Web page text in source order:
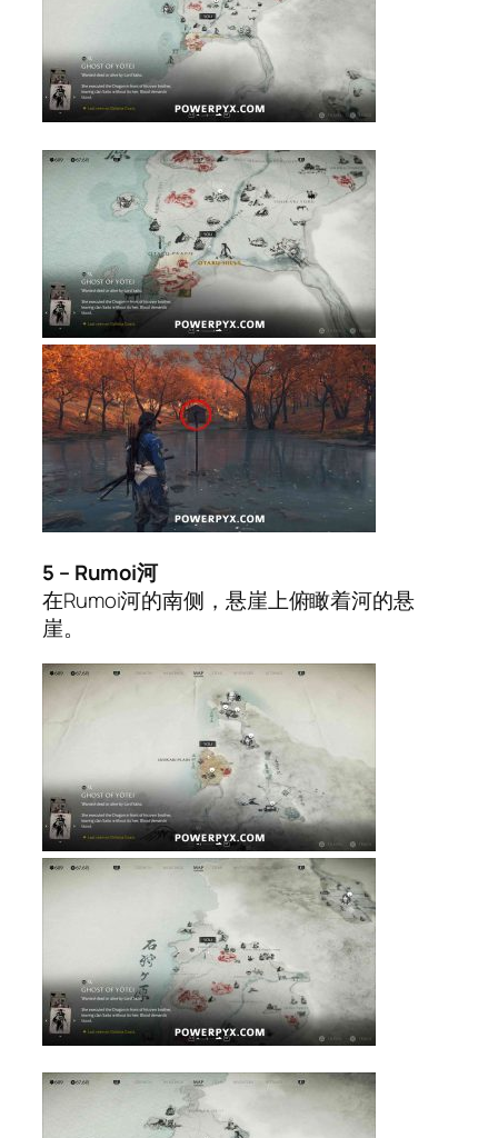
5 – Rumoi河
在Rumoi河的南侧，悬崖上俯瞰着河的悬
崖。